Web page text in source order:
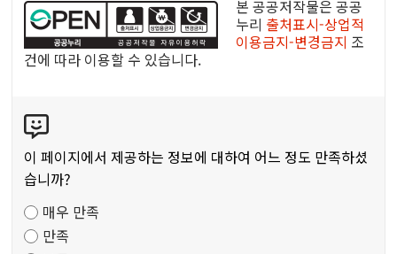
리
공
저
작
물
본 공공저작물은 공공
누리 출처표시-상업적
이용금지-변경금지 조
건에 따라 이용할 수 있습니다.
텐
츠
만
도
조
이 페이지에서 제공하는 정보에 대하여 어느 정도 만족하셨
습니까?
매우 만족
만족